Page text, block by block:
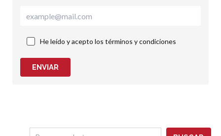
He leído y acepto los términos y condiciones
ENVIAR